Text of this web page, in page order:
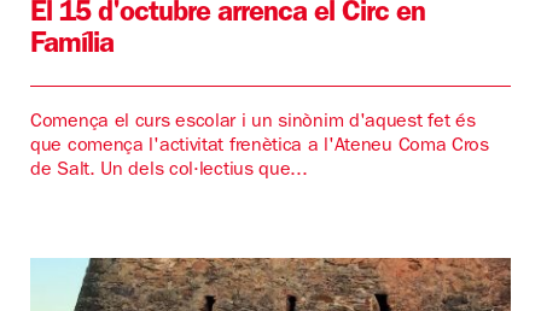
El 15 d'octubre arrenca el Circ en
Família
Comença el curs escolar i un sinònim d'aquest fet és
que comença l'activitat frenètica a l'Ateneu Coma Cros
de Salt. Un dels col·lectius que...